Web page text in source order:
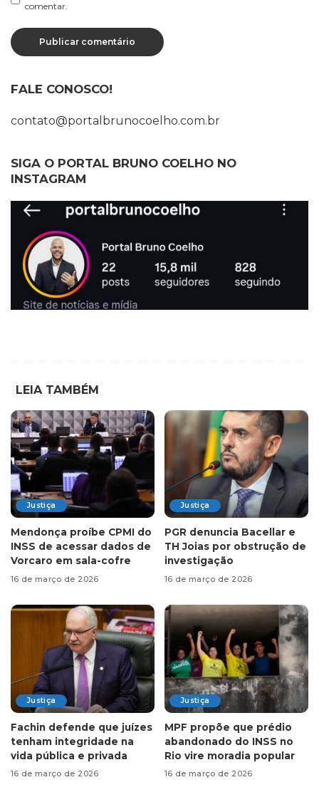
comentar.
FALE CONOSCO!
contato@portalbrunocoelho.com.br
SIGA O PORTAL BRUNO COELHO NO
INSTAGRAM
LEIA TAMBÉM
Justiça
Mendonça proíbe CPMI do
INSS de acessar dados de
Vorcaro em sala-cofre
16 de março de 2026
Justiça
PGR denuncia Bacellar e
TH Joias por obstrução de
investigação
16 de março de 2026
Justiça
Fachin defende que juízes
tenham integridade na
vida pública e privada
16 de março de 2026
Justiça
MPF propõe que prédio
abandonado do INSS no
Rio vire moradia popular
16 de março de 2026